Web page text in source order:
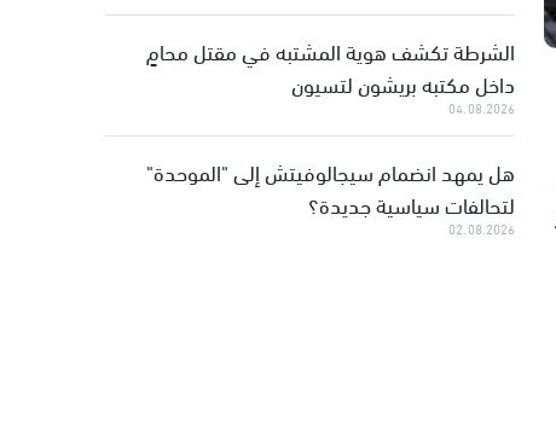
الشرطة تكشف هوية المشتبه في مقتل محامٍ
داخل مكتبه بريشون لتسيون
04.08.2026
هل يمهد انضمام سيجالوفيتش إلى "الموحدة"
لتحالفات سياسية جديدة؟
02.08.2026